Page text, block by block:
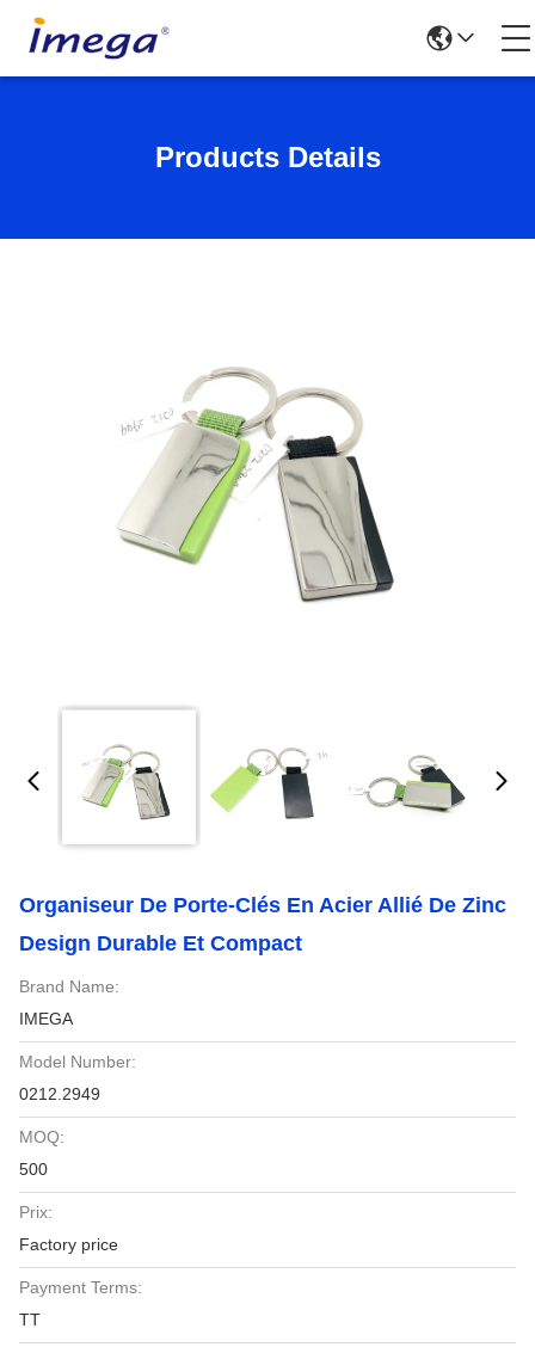
Products Details
Organiseur De Porte-Clés En Acier Allié De Zinc
Design Durable Et Compact
Brand Name:
IMEGA
Model Number:
0212.2949
MOQ:
500
Prix:
Factory price
Payment Terms:
TT